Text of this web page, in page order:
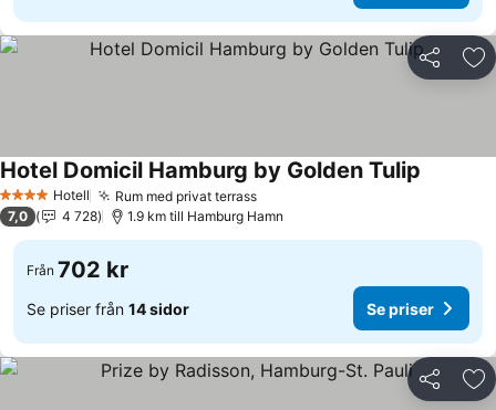
Dela
4 StjärnorHotell Rum med privat terrass
Hotel Domicil Hamburg by Golden Tulip
7,0 4 728 1.9 km till Hamburg Hamn
Från 702 kr
Se priser från 14 sidor Se priser
Dela